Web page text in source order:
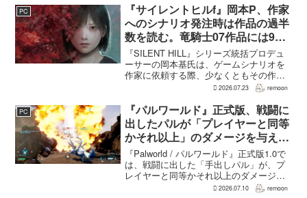
はエンディングへ収束...
PC
『サイレントヒルf』岡本P、作家
へのシナリオ発注時は作品の過半
数を読む。竜騎士07作品には9割
以上目を通す
『SILENT HILL』シリーズ統括プロデュ
ーサーの岡本基氏は、ゲームシナリオを
作家に依頼する際、少なくともその作家
の作品の過半数に目を通すという。作家
たうえで物語を任せるためだ。電ファミ
ニコゲーマーが...
2026.07.23 remoon
PC
『パルワールド』正式版、戦闘に
出したパルが「プレイヤーと同等
かそれ以上」のダメージを与えら
れるように
『Palworld / パルワールド』正式版1.0で
は、戦闘に出した「手出しパル」が、プ
レイヤーと同等かそれ以上のダメージを
敵に与えられるようになった。ほぼすべ
2026.07.10 remoon